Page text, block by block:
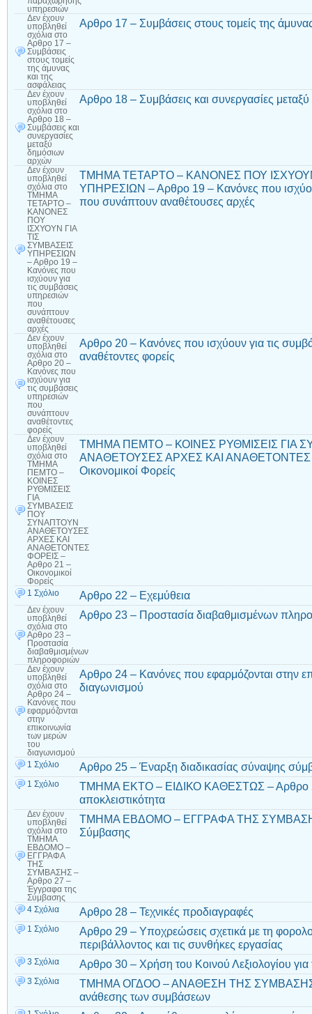
υπηρεσιών
Δεν έχουν
υποβληθεί
σχόλια στο
Αρθρο 17 –
Συμβάσεις
στους τομείς
της άμυνας
και της
ασφάλειας
Αρθρο 17 – Συμβάσεις στους τομείς της
Δεν έχουν
υποβληθεί
σχόλια στο
Αρθρο 18 –
Συμβάσεις και
συνεργασίες
μεταξύ
δημόσιων
αρχών
Αρθρο 18 – Συμβάσεις και συνεργασίες
Δεν έχουν
υποβληθεί
σχόλια στο
ΤΜΗΜΑ
ΤΕΤΑΡΤΟ –
ΚΑΝΟΝΕΣ
ΠΟΥ
ΙΣΧΥΟΥΝ ΓΙΑ
ΤΙΣ
ΣΥΜΒΑΣΕΙΣ
ΥΠΗΡΕΣΙΩΝ
– Αρθρο 19 –
Κανόνες που
ισχύουν για
τις συμβάσεις
υπηρεσιών
που
συνάπτουν
αναθέτουσες
αρχές
ΤΜΗΜΑ ΤΕΤΑΡΤΟ – ΚΑΝΟΝΕΣ ΠΟΥ ΙΣΧΥΟΥΝ
ΥΠΗΡΕΣΙΩΝ – Αρθρο 19 – Κανόνες που
που συνάπτουν αναθέτουσες αρχές
Δεν έχουν
υποβληθεί
σχόλια στο
Αρθρο 20 –
Κανόνες που
ισχύουν για
τις συμβάσεις
υπηρεσιών
που
συνάπτουν
αναθέτοντες
φορείς
Αρθρο 20 – Κανόνες που ισχύουν για τις
αναθέτοντες φορείς
Δεν έχουν
υποβληθεί
σχόλια στο
ΤΜΗΜΑ
ΠΕΜΤΟ –
ΚΟΙΝΕΣ
ΡΥΘΜΙΣΕΙΣ
ΓΙΑ
ΣΥΜΒΑΣΕΙΣ
ΠΟΥ
ΣΥΝΑΠΤΟΥΝ
ΑΝΑΘΕΤΟΥΣΕΣ
ΑΡΧΕΣ ΚΑΙ
ΑΝΑΘΕΤΟΝΤΕΣ
ΦΟΡΕΙΣ –
Αρθρο 21 –
Οικονομικοί
Φορείς
ΤΜΗΜΑ ΠΕΜΤΟ – ΚΟΙΝΕΣ ΡΥΘΜΙΣΕΙΣ ΓΙΑ
ΑΝΑΘΕΤΟΥΣΕΣ ΑΡΧΕΣ ΚΑΙ ΑΝΑΘΕΤΟΝΤΕΣ
Οικονομικοί Φορείς
1 Σχόλιο Αρθρο 22 – Εχεμύθεια
Δεν έχουν
υποβληθεί
σχόλια στο
Αρθρο 23 –
Προστασία
διαβαθμισμένων
πληροφοριών
Αρθρο 23 – Προστασία διαβαθμισμένων
Δεν έχουν
υποβληθεί
σχόλια στο
Αρθρο 24 –
Κανόνες που
εφαρμόζονται
στην
επικοινωνία
των μερών
του
διαγωνισμού
Αρθρο 24 – Κανόνες που εφαρμόζονται στην
διαγωνισμού
1 Σχόλιο Αρθρο 25 – Έναρξη διαδικασίας σύναψης
1 Σχόλιο
ΤΜΗΜΑ ΕΚΤΟ – ΕΙΔΙΚΟ ΚΑΘΕΣΤΩΣ – Αρθρο 26
αποκλειστικότητα
Δεν έχουν
υποβληθεί
σχόλια στο
ΤΜΗΜΑ
ΕΒΔΟΜΟ –
ΕΓΓΡΑΦΑ
ΤΗΣ
ΣΥΜΒΑΣΗΣ –
Αρθρο 27 –
Έγγραφα της
Σύμβασης
ΤΜΗΜΑ ΕΒΔΟΜΟ – ΕΓΓΡΑΦΑ ΤΗΣ ΣΥΜΒΑΣΗΣ
Σύμβασης
4 Σχόλια Αρθρο 28 – Τεχνικές προδιαγραφές
1 Σχόλιο
Αρθρο 29 – Υποχρεώσεις σχετικά με τη
περιβάλλοντος και τις συνθήκες εργασίας
3 Σχόλια Αρθρο 30 – Χρήση του Κοινού Λεξιολογίου για
3 Σχόλια
ΤΜΗΜΑ ΟΓΔΟΟ – ΑΝΑΘΕΣΗ ΤΗΣ ΣΥΜΒΑΣΗΣ –
ανάθεσης των συμβάσεων